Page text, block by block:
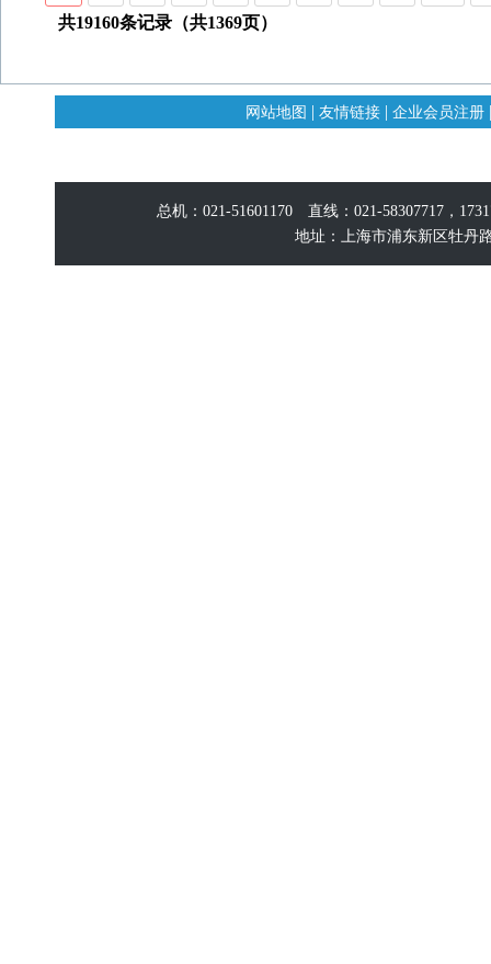
共19160条记录（共1369页）
网站地图 | 友情链接 | 企业会员注册
总机：021-51601170 直线：021-58307717，
地址：上海市浦东新区牡丹